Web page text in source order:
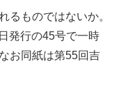
るものではないか。
発行の45号で一時
お同紙は第55回吉